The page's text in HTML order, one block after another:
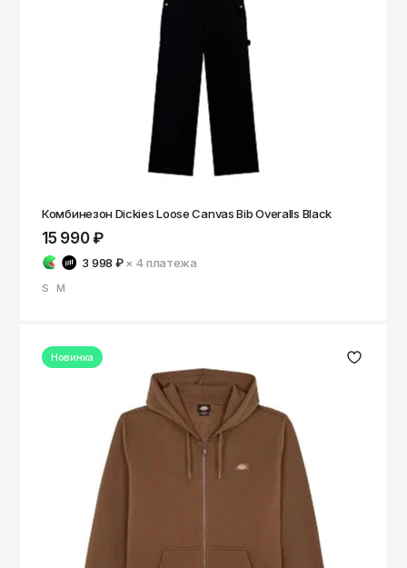
Комбинезон Dickies Loose Canvas Bib Overalls Black
15 990 ₽
3 998 ₽ × 4платежа
S M
Новинка